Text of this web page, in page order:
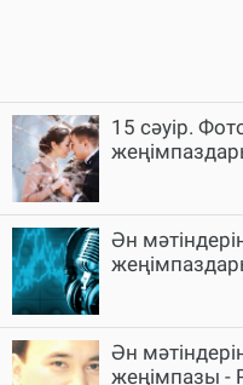
15 cәуір.
Ән
Ән
жеңімпазы -